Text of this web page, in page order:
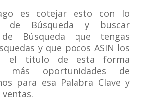
es cotejar esto con lo
de Búsqueda y buscar
Búsqueda que tengas
y que pocos ASIN los
el titulo de esta forma
más oportunidades de
para esa Palabra Clave y